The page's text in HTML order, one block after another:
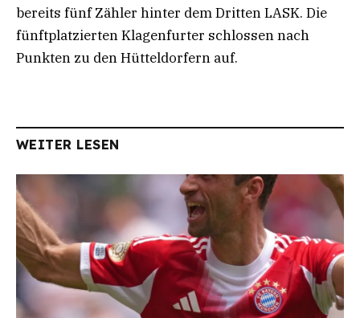
bereits fünf Zähler hinter dem Dritten LASK. Die
fünftplatzierten Klagenfurter schlossen nach
Punkten zu den Hütteldorfern auf.
WEITER LESEN